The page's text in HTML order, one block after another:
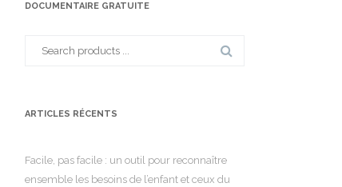
DOCUMENTAIRE GRATUITE
ARTICLES RÉCENTS
Facile, pas facile : un outil pour reconnaître
ensemble les besoins de l’enfant et ceux du